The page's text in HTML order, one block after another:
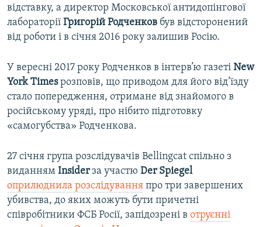
відставку, а директор Московської антидопінгової
лабораторії Григорій Родченков був відсторонений
від роботи і в січня 2016 року залишив Росію.
У вересні 2017 року Родченков в інтерв’ю газеті New
York Timesрозповів, що приводом для його від’їзду
стало попередження, отримане від знайомого в
російському уряді, про нібито підготовку
«самогубства» Родченкова.
27 січня група розслідувачів Bellingcat спільно з
виданням Insiderза участю Der Spiegel
оприлюднила розслідування про три завершених
убивства, до яких можуть бути причетні
співробітники ФСБ Росії, запідозрені в отруєнні